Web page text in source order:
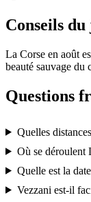
Conseils
La Corse en août
beauté sauvage du
Questions
Quelles
Où se déroulent
Quelle est la
Vezzani est-il